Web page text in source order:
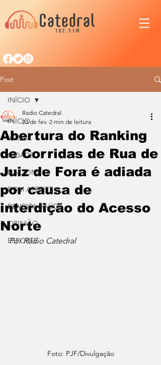
Post
INÍCIO
IGREJA
CIDADE
NACIONAL
BOM APETITE
BENDITA SAÚDE
OPINIÃO
ESPORTE
INÍCIO
Abertura do Ranking
de Corridas de Rua de
Juiz de Fora é adiada
por causa de
interdição do Acesso
Norte
Radio Catedral
23 de fev. 2 min de leitura
Por Rádio Catedral
Foto: PJF/Divulgação